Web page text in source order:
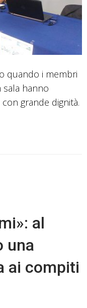
quando i membri
sala hanno
grande dignità.
al
una
ai compiti